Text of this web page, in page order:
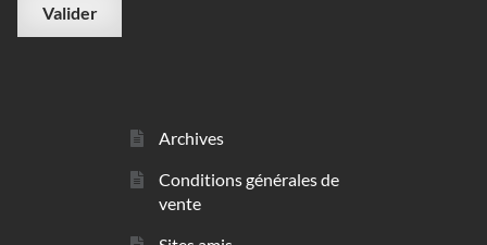
Archives
Conditions générales de
vente